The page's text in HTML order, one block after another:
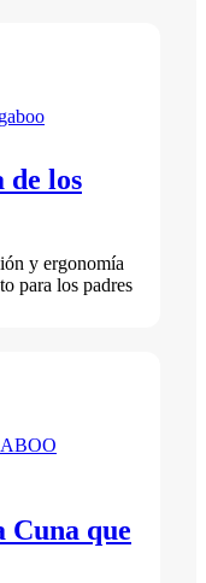
de los
y ergonomía
para los padres
Cuna que